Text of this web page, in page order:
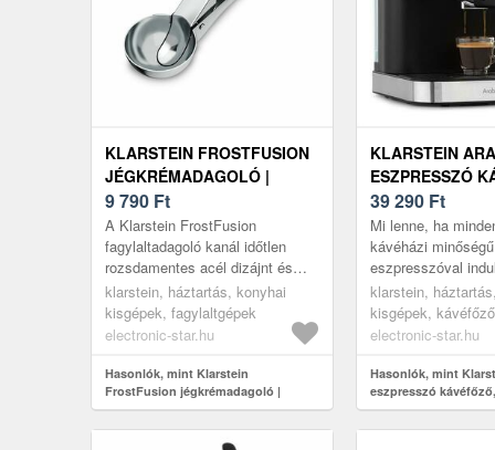
KLARSTEIN FROSTFUSION
JÉGKRÉMADAGOLÓ |
ROZSDAMENTES ACÉL |
KARCÁLLÓ |
ERGONÓMIKUS |
MOSOGATÓGÉPBEN
MOSHATÓ
9 790 Ft
A Klarstein FrostFusion
fagylaltadagoló kanál időtlen
rozsdamentes acél dizájnt és
tartósságot ötvöz. Ideális
választás igényes
fagylaltkedvelők sz...
klarstein, háztartás, konyhai
kisgépek, fagylaltgépek
electronic-star.hu
Hasonlók, mint Klarstein
FrostFusion jégkrémadagoló |
rozsdamentes acél | karcálló |
ergonómikus | mosogatógépben
KLARSTEIN
ESZPRESSZÓ
1050 W, 15 BAR,
ÉRINTŐS
39 290 Ft
Mi lenne, ha
kávéházi minőségű
eszpresszóval
– otthon, percek
Klarstein Arabica
15 bar pumpan...
klarstein,
kisgépek,
kávéfőzők
electronic-star.hu
Hasonlók, mint
eszpresszó
1, 5 l, érintős
rozsdamentes acél